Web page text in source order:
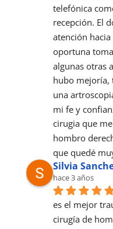
telefónica
recepción. El
atención
oportuna
algunas otras
hubo mejoría,
una
mi fe y
cirugia que
hombro
que quedé
Silvia
hace 3 años
es el mejor
cirugía de